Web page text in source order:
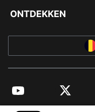
ONTDEKKEN
YouTube Twitter